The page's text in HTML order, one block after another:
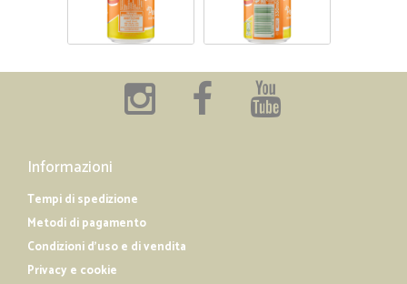
Informazioni
Tempi di spedizione
Metodi di pagamento
Condizioni d'uso e di vendita
Privacy e cookie